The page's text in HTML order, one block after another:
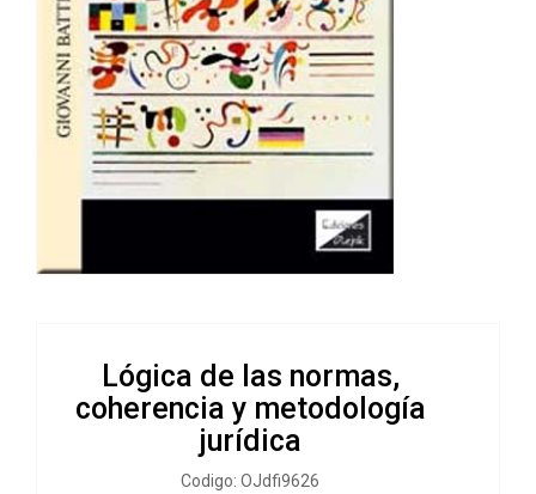
Lógica de las normas,
coherencia y metodología
jurídica
Codigo: OJdfi9626